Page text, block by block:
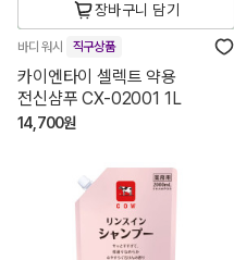
장바구니 담기
바디 워시 직구상품
카이엔타이 셀렉트 약용
전신샴푸 CX-02001 1L
14,700원